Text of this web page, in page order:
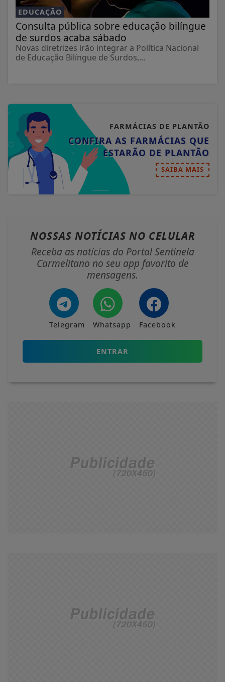
EDUCAÇÃO
Consulta pública sobre educação bilíngue
de surdos acaba sábado
Novas diretrizes irão integrar a Política Nacional
de Educação Bilíngue de Surdos,...
FARMÁCIAS DE PLANTÃO
CONFIRA AS FARMÁCIAS QUE
ESTARÃO DE PLANTÃO
SAIBA MAIS
NOSSAS NOTÍCIAS NO CELULAR
Receba as notícias do Portal Sentinela
Carmelitano no seu app favorito de
mensagens.
Telegram Whatsapp Facebook
ENTRAR